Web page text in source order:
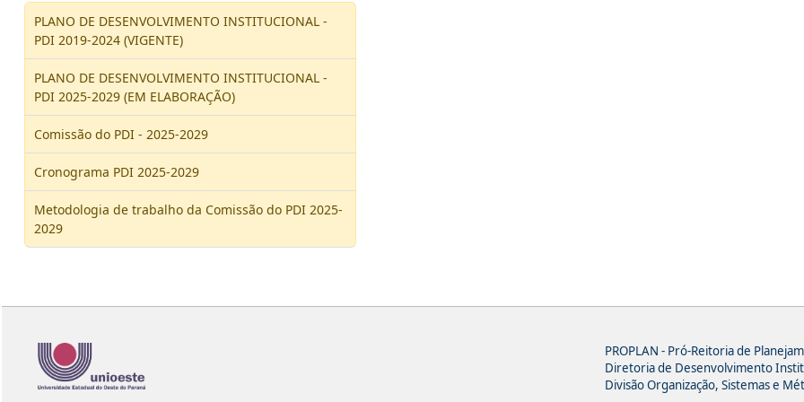
PLANO DE DESENVOLVIMENTO INSTITUCIONAL -
PDI 2019-2024 (VIGENTE)
PLANO DE DESENVOLVIMENTO INSTITUCIONAL -
PDI 2025-2029 (EM ELABORAÇÃO)
Comissão do PDI - 2025-2029
Cronograma PDI 2025-2029
Metodologia de trabalho da Comissão do PDI 2025-
2029
PROPLAN - Pró-Reitoria de
Diretoria de Desenvolvimento
Divisão Organização, Sistemas e